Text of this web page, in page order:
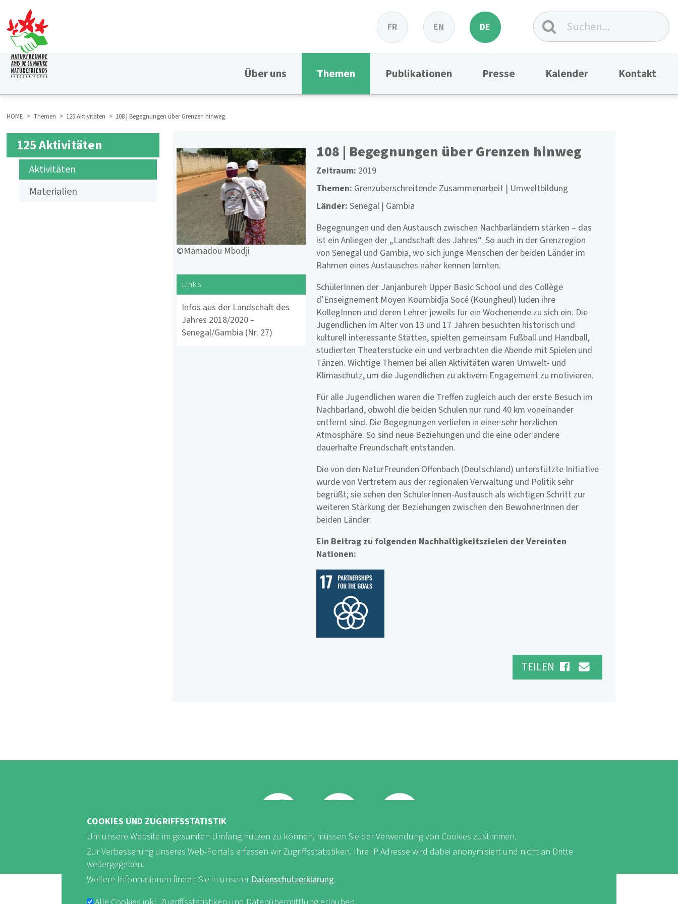
zum
Inhalt
FR EN DE
HAUPTNAVIGATION Über uns Themen Publikationen Presse Kalender Kontakt
BREADCRUMB
HOME Themen 125 Aktivitäten 108 | Begegnungen über Grenzen hinweg
SUBMENÜ
125
125 Aktivitäten
Aktivitäten
Materialien
©Mamadou Mbodji
Links
Infos aus der Landschaft des
Jahres 2018/2020 –
Senegal/Gambia (Nr. 27)
108 | Begegnungen über Grenzen hinweg
Zeitraum 2019
Themen Grenzüberschreitende Zusammenarbeit
Umweltbildung
Länder Senegal Gambia
Begegnungen und den Austausch zwischen Nachbarländern stärken – das
ist ein Anliegen der „Landschaft des Jahres“. So auch in der Grenzregion
von Senegal und Gambia, wo sich junge Menschen der beiden Länder im
Rahmen eines Austausches näher kennen lernten.
SchülerInnen der Janjanbureh Upper Basic School und des Collège
d’Enseignement Moyen Koumbidja Socé (Koungheul) luden ihre
KollegInnen und deren Lehrer jeweils für ein Wochenende zu sich ein. Die
Jugendlichen im Alter von 13 und 17 Jahren besuchten historisch und
kulturell interessante Stätten, spielten gemeinsam Fußball und Handball,
studierten Theaterstücke ein und verbrachten die Abende mit Spielen und
Tänzen. Wichtige Themen bei allen Aktivitäten waren Umwelt- und
Klimaschutz, um die Jugendlichen zu aktivem Engagement zu motivieren.
Für alle Jugendlichen waren die Treffen zugleich auch der erste Besuch im
Nachbarland, obwohl die beiden Schulen nur rund 40 km voneinander
entfernt sind. Die Begegnungen verliefen in einer sehr herzlichen
Atmosphäre. So sind neue Beziehungen und die eine oder andere
dauerhafte Freundschaft entstanden.
Die von den NaturFreunden Offenbach (Deutschland) unterstützte Initiative
wurde von Vertretern aus der regionalen Verwaltung und Politik sehr
begrüßt; sie sehen den SchülerInnen-Austausch als wichtigen Schritt zur
weiteren Stärkung der Beziehungen zwischen den BewohnerInnen der
beiden Länder.
Ein Beitrag zu folgenden Nachhaltigkeitszielen der Vereinten
Nationen:
TEILEN
FB Youtube Instagram
COOKIES UND ZUGRIFFSSTATISTIK
Um unsere Website im gesamten Umfang nutzen zu können, müssen Sie der Verwendung von Cookies zustimmen.
Zur Verbesserung unseres Web-Portals erfassen wir Zugriffsstatistiken. Ihre IP Adresse wird dabei anonymisiert und nicht an Dritte
weitergegeben.
Weitere Informationen finden Sie in unsererDatenschutzerklärung.